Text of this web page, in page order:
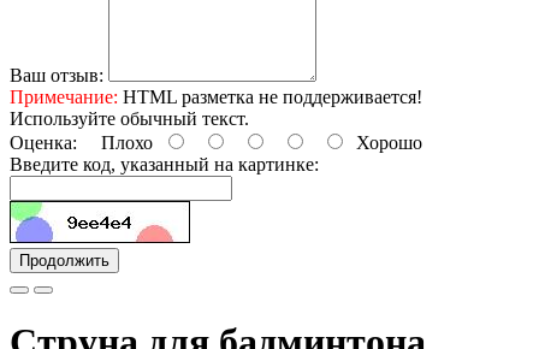
Ваш отзыв:
Примечание: HTML разметка не поддерживается!
Используйте обычный текст.
Оценка: Плохо
Хорошо
Введите код, указанный на картинке:
Продолжить